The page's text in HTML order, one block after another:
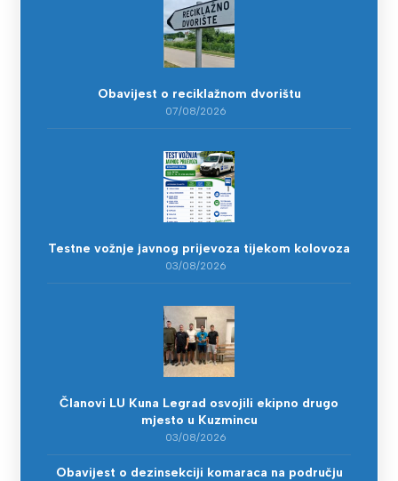
Obavijest o reciklažnom dvorištu
07/08/2026
Testne vožnje javnog prijevoza tijekom kolovoza
03/08/2026
Članovi LU Kuna Legrad osvojili ekipno drugo
mjesto u Kuzmincu
03/08/2026
Obavijest o dezinsekciji komaraca na području